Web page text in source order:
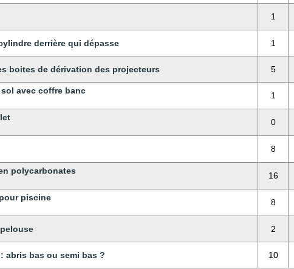
1
derrière qui dépasse 1
boites de dérivation des projecteurs 5
avec coffre banc 1
0
8
polycarbonates 16
piscine 8
2
abris bas ou semi bas ? 10